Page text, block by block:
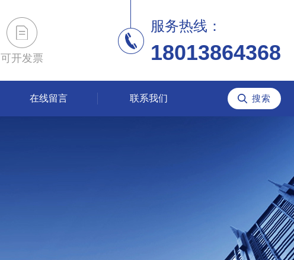
可开发票
服务热线：
18013864368
在线留言 联系我们